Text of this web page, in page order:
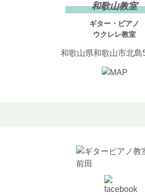
和歌山教室
ギター・ピアノ
ウクレレ教室
和歌山県和歌山市北島